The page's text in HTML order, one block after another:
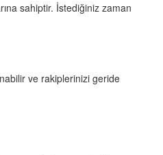
sahiptir. İstediğiniz zaman
ve rakiplerinizi geride